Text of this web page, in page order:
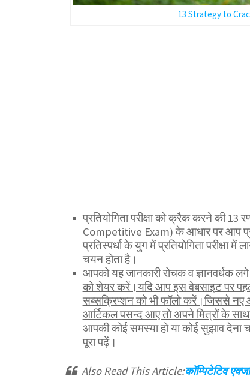
13 Strategy to
प्रतियोगिता परीक्षा को क्रैक करने की
Competitive Exam) के आधार पर आप
प्रतिस्पर्धा के युग में प्रतियोगिता
चयन होता है।
आपको यह जानकारी रोचक व ज्ञानवर्धक
को शेयर करें।यदि आप इस वेबसाइट पर
सब्सक्रिप्शन को भी फॉलो करें।जिससे
आर्टिकल पसन्द आए तो अपने मित्रों के
आपकी कोई समस्या हो या कोई सुझाव
पूरा पढ़ें।
Also Read This Article:कॉम्पिटेटिव